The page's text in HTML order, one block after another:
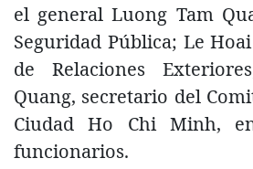
el general Luong Tam
Seguridad Pública; Le
de Relaciones
Quang, secretario del
Ciudad Ho Chi Minh,
funcionarios.